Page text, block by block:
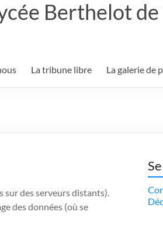
Berthelot
La tribune libre La galerie de
sur des serveurs distants).
des données (où se